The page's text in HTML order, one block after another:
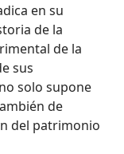
en su
de la
de la
sus
solo supone
de
del patrimonio